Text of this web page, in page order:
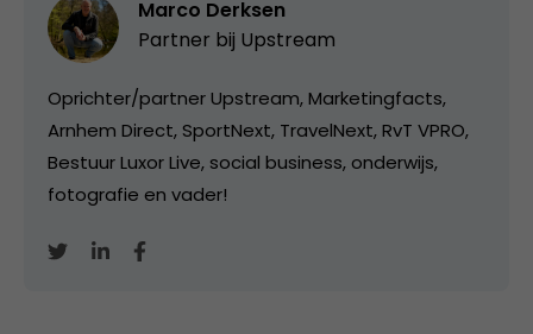
Marco Derksen
Partner bij Upstream
Oprichter/partner Upstream, Marketingfacts,
Arnhem Direct, SportNext, TravelNext, RvT VPRO,
Bestuur Luxor Live, social business, onderwijs,
fotografie en vader!